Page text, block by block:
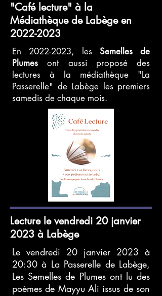
"Café lecture" à la
Médiathèque de Labège en
2022-2023
En 2022-2023, les Semelles de
Plumes ont aussi proposé des
lectures à la médiathèque "La
Passerelle" de Labège les premiers
samedis de chaque mois.
Lecture le vendredi 20 janvier
2023 à Labège
Le vendredi 20 janvier 2023 à
20:30 à La Passerelle de Labège,
Les Semelles de Plumes ont lu des
poèmes de Mayyu Ali issus de son